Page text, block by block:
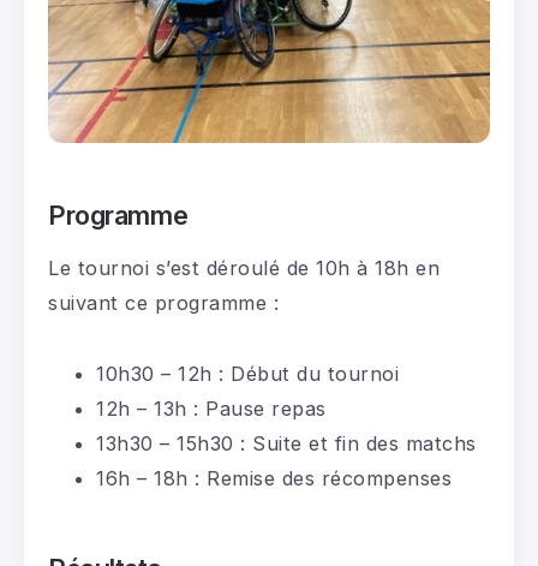
Programme
Le tournoi s’est déroulé de 10h à 18h en
suivant ce programme :
10h30 – 12h : Début du tournoi
12h – 13h : Pause repas
13h30 – 15h30 : Suite et fin des matchs
16h – 18h : Remise des récompenses